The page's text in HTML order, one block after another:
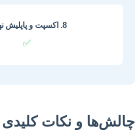
8. اکسپت و پاپلیش نهایی
✅
چالش‌ها و نکات